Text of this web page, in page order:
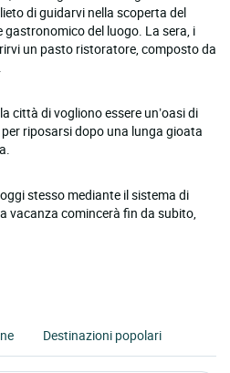
di guidarvi nella scoperta del
del luogo. La sera, i
un pasto ristoratore, composto da
città di vogliono essere un’oasi di
riposarsi dopo una lunga gioata
stesso mediante il sistema di
vacanza comincerà fin da subito,
Destinazioni popolari